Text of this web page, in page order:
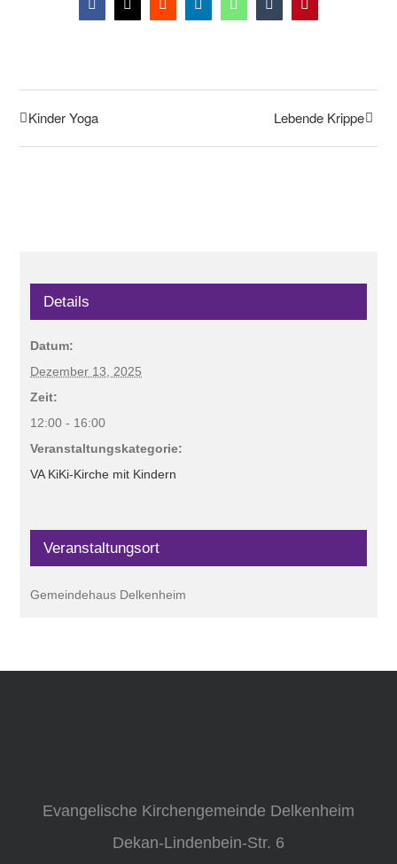
Facebook
X RedditLinkedInWhatsAppTumblrPinterest
Kinder Yoga Lebende Krippe
Details
Datum:
Dezember 13, 2025
Zeit:
12:00 - 16:00
Veranstaltungskategorie:
VA KiKi-Kirche mit Kindern
Veranstaltungsort
Gemeindehaus Delkenheim
Evangelische Kirchengemeinde Delkenheim
Dekan-Lindenbein-Str. 6